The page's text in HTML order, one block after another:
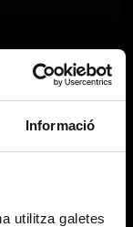
Informació
utilitza galetes